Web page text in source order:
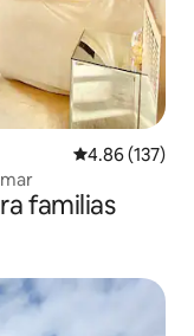
Calificación
4.86 (137)
familias